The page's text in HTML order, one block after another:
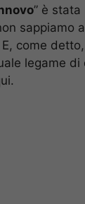
” è stata
sappiamo
come
legame di